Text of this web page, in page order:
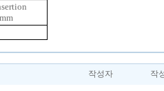
작성자 작